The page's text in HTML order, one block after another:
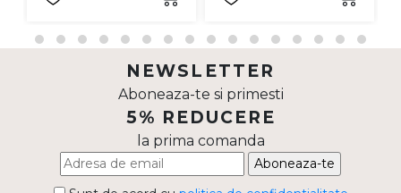
NEWSLETTER
Aboneaza-te si primesti
5% REDUCERE
la prima comanda
Aboneaza-te